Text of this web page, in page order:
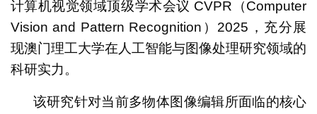
计算机视觉领域顶级学术会议 CVPR（Computer
Vision and Pattern Recognition）2025，充分展
现澳门理工大学在人工智能与图像处理研究领域的
科研实力。
该研究针对当前多物体图像编辑所面临的核心